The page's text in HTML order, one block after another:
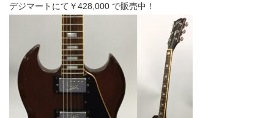
デジマートにて￥428,000 で販売中！